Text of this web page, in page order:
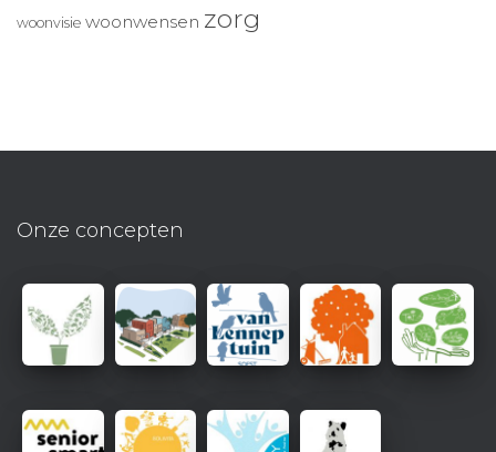
woonvisie woonwensen zorg
Onze concepten